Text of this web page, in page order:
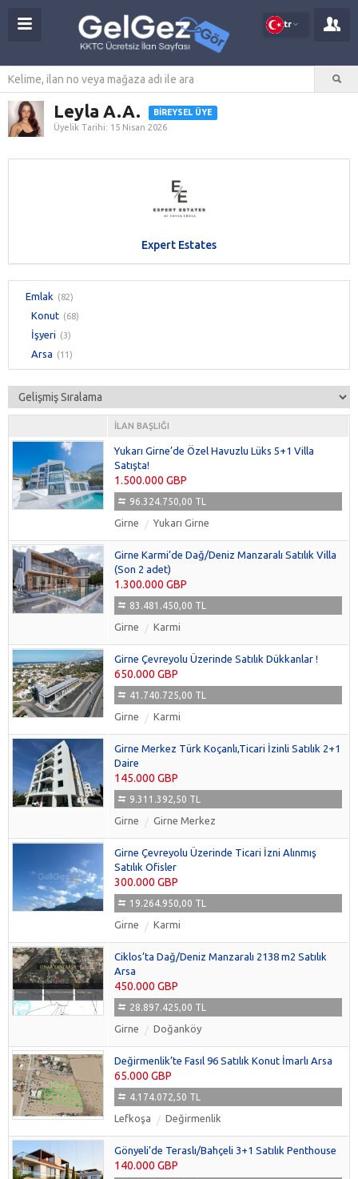
tr
Leyla A.A.
BIREYSEL ÜYE
Üyelik Tarihi: 15 Nisan 2026
Expert Estates
Emlak (82)
Konut (68)
İşyeri (3)
Arsa (11)
İLAN BAŞLIĞI
Yukarı Girne’de Özel Havuzlu Lüks 5+1 Villa
Satışta!
1.500.000 GBP
96.324.750,00 TL
Girne Yukarı Girne
Girne Karmi’de Dağ/Deniz Manzaralı Satılık Villa
(Son 2 adet)
1.300.000 GBP
83.481.450,00 TL
Girne Karmi
Girne Çevreyolu Üzerinde Satılık Dükkanlar !
650.000 GBP
41.740.725,00 TL
Girne Karmi
Girne Merkez Türk Koçanlı,Ticari İzinli Satılık 2+1
Daire
145.000 GBP
9.311.392,50 TL
Girne Girne Merkez
Girne Çevreyolu Üzerinde Ticari İzni Alınmış
Satılık Ofisler
300.000 GBP
19.264.950,00 TL
Girne Karmi
Ciklos’ta Dağ/Deniz Manzaralı 2138 m2 Satılık
Arsa
450.000 GBP
28.897.425,00 TL
Girne Doğanköy
Değirmenlik’te Fasıl 96 Satılık Konut İmarlı Arsa
65.000 GBP
4.174.072,50 TL
Lefkoşa Değirmenlik
Gönyeli’de Teraslı/Bahçeli 3+1 Satılık Penthouse
140.000 GBP